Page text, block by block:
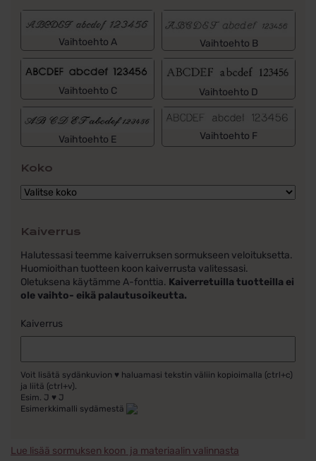
Vaihtoehto A Vaihtoehto B
Vaihtoehto C Vaihtoehto D
Vaihtoehto E Vaihtoehto F
Koko
Kaiverrus
Halutessasi teemme kaiverruksen sormukseen veloituksetta.
Huomioithan tuotteen koon kaiverrusta valitessasi.
Oletuksena käytämme A-fonttia. Kaiverretuilla tuotteilla ei
ole vaihto- eikä palautusoikeutta.
Kaiverrus
Voit lisätä sydänkuvion ♥ haluamasi tekstin väliin kopioimalla (ctrl+c)
ja liitä (ctrl+v).
Esim. J ♥ J
Esimerkkimalli sydämestä
Lue lisää sormuksen koon ja materiaalin valinnasta